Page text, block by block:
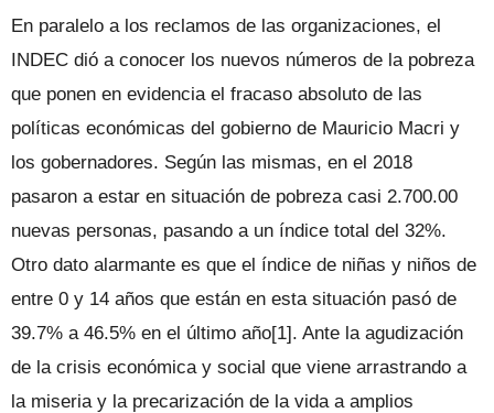
En paralelo a los reclamos de las organizaciones, el
INDEC dió a conocer los nuevos números de la pobreza
que ponen en evidencia el fracaso absoluto de las
políticas económicas del gobierno de Mauricio Macri y
los gobernadores. Según las mismas, en el 2018
pasaron a estar en situación de pobreza casi 2.700.00
nuevas personas, pasando a un índice total del 32%.
Otro dato alarmante es que el índice de niñas y niños de
entre 0 y 14 años que están en esta situación pasó de
39.7% a 46.5% en el último año[1]. Ante la agudización
de la crisis económica y social que viene arrastrando a
la miseria y la precarización de la vida a amplios